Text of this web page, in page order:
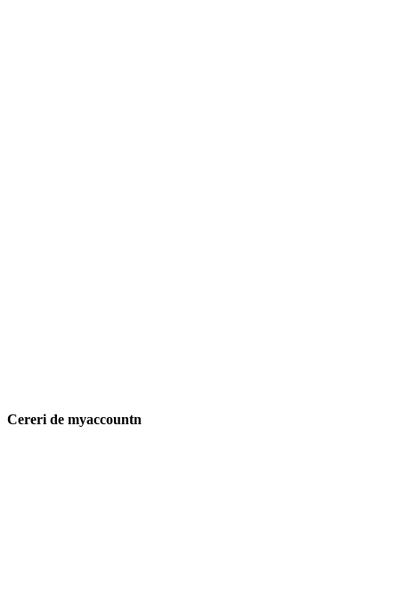
Cereri de myaccountn